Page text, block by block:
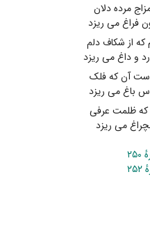
مرده دلان
می ریزد
از شکاف دلم
و داغ می ریزد
آن که فلک
باغ می ریزد
که ظلمت عرفی
می ریزد